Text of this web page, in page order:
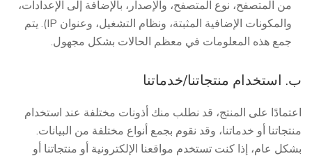
من المتصفح، نوع المتصفح، والإصدار، بالإضافة إلى الإعدادات،
والمكونات الإضافية المثبتة، ونظام التشغيل، وعنوان IP). يتم
جمع هذه المعلومات في معظم الحالات بشكل مجهول.
ب. استخدام منتجاتنا/خدماتنا
اعتمادًا على المنتج، قد نطلب منك أذونات مختلفة عند استخدام
منتجاتنا أو خدماتنا، وقد نقوم بجمع أنواع مختلفة من البيانات.
بشكل عام، إذا كنت تستخدم مواقعنا الإلكترونية أو منتجاتنا أو